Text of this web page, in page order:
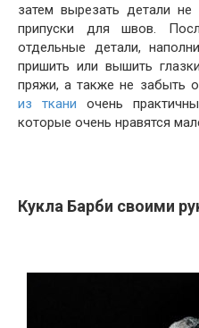
затем вырезать детали
припуски для швов.
отдельные детали,
пришить или вышить
пряжи, а также не забыть
из ткани очень
которые очень нравятся
Кукла Барби своими